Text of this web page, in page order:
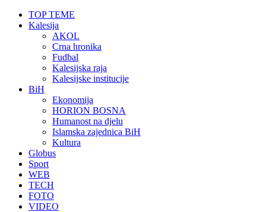
TOP TEME
Kalesija
AKOL
Crna hronika
Fudbal
Kalesijska raja
Kalesijske institucije
BiH
Ekonomija
HORION BOSNA
Humanost na djelu
Islamska zajednica BiH
Kultura
Globus
Sport
WEB
TECH
FOTO
VIDEO